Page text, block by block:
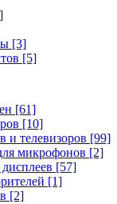
[3]
[5]
[61]
[10]
и телевизоров [99]
микрофонов [2]
[57]
[1]
[2]